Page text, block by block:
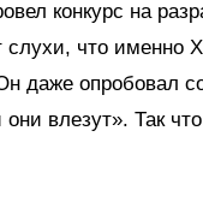
конкурс на
слухи, что именно
даже опробовал
влезут». Так